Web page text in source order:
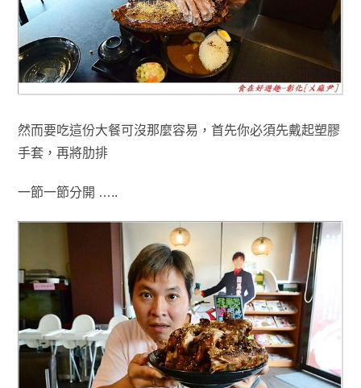
然而要吃這份大餐可沒那麼容易，首先你必須先戴起塑膠
手套，再將肋排
一節一節分開 …..